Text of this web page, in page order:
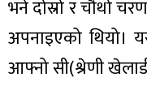
भने दोस्रो र चौथो
अपनाइएको थियो।
आफ्नो सी(श्रेणी